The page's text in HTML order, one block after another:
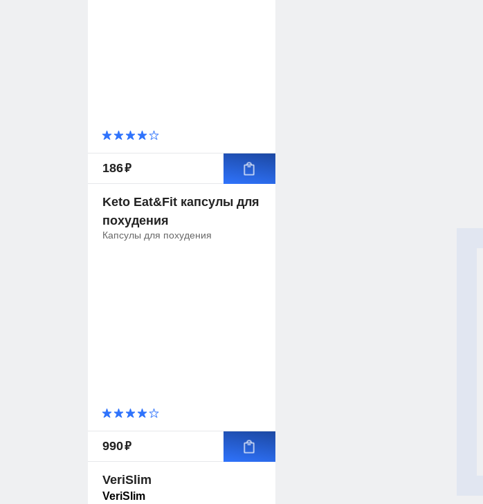
186руб.
Keto Eat&Fit капсулы для
похудения
Капсулы для похудения
990руб.
VeriSlim
VeriSlim